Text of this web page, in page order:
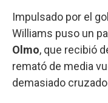
Impulsado por el
Williams puso un
Olmo, que recibió
remató de media
demasiado